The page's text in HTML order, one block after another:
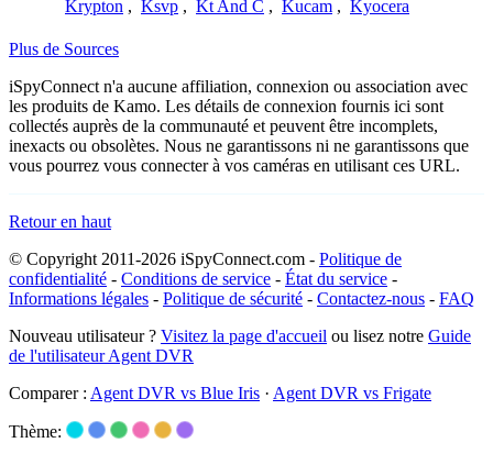
Krypton , Ksvp , Kt And C , Kucam , Kyocera
Plus de Sources
iSpyConnect n'a aucune affiliation, connexion ou association avec
les produits de Kamo. Les détails de connexion fournis ici sont
collectés auprès de la communauté et peuvent être incomplets,
inexacts ou obsolètes. Nous ne garantissons ni ne garantissons que
vous pourrez vous connecter à vos caméras en utilisant ces URL.
Retour en haut
© Copyright 2011-2026 iSpyConnect.com - Politique de
confidentialité - Conditions de service - État du service -
Informations légales - Politique de sécurité - Contactez-nous - FAQ
Nouveau utilisateur ? Visitez la page d'accueil ou lisez notre Guide
de l'utilisateur Agent DVR
Comparer : Agent DVR vs Blue Iris · Agent DVR vs Frigate
Thème: